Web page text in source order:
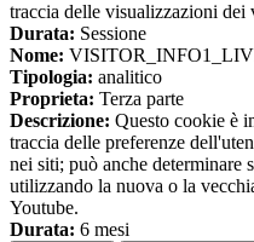
traccia delle visualizzazioni dei
Durata: Sessione
Nome:
Tipologia: analitico
Proprieta: Terza parte
Descrizione: Questo cookie è
traccia delle preferenze
nei siti; può anche determinare
utilizzando la nuova o la
Youtube.
Durata: 6 mesi